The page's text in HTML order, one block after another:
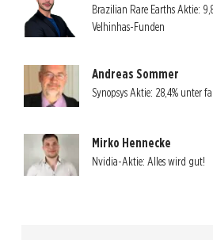
Brazilian Rare Earths Aktie:
Velhinhas-Funden
Andreas Sommer
Synopsys Aktie: 28,4% unter
Mirko Hennecke
Nvidia-Aktie: Alles wird gut!